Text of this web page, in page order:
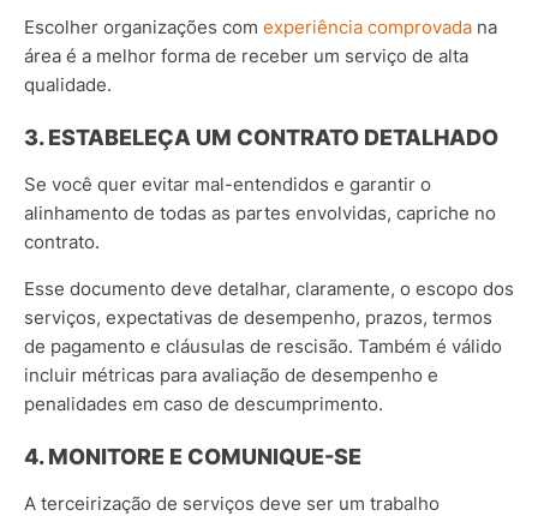
Escolher organizações com experiência comprovada na
área é a melhor forma de receber um serviço de alta
qualidade.
3. ESTABELEÇA UM CONTRATO DETALHADO
Se você quer evitar mal-entendidos e garantir o
alinhamento de todas as partes envolvidas, capriche no
contrato.
Esse documento deve detalhar, claramente, o escopo dos
serviços, expectativas de desempenho, prazos, termos
de pagamento e cláusulas de rescisão. Também é válido
incluir métricas para avaliação de desempenho e
penalidades em caso de descumprimento.
4. MONITORE E COMUNIQUE-SE
A terceirização de serviços deve ser um trabalho